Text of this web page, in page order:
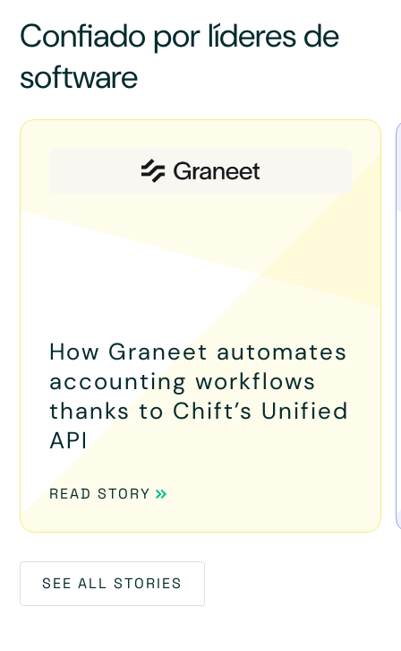
Confiado por líderes de
software
How Graneet automates
accounting workflows
thanks to Chift’s Unified
API
READ STORY
SEE ALL STORIES